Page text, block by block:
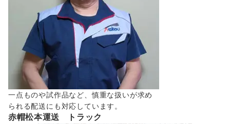
一点ものや試作品など、慎重な扱いが求め
られる配送にも対応しています。
赤帽松本運送 トラック